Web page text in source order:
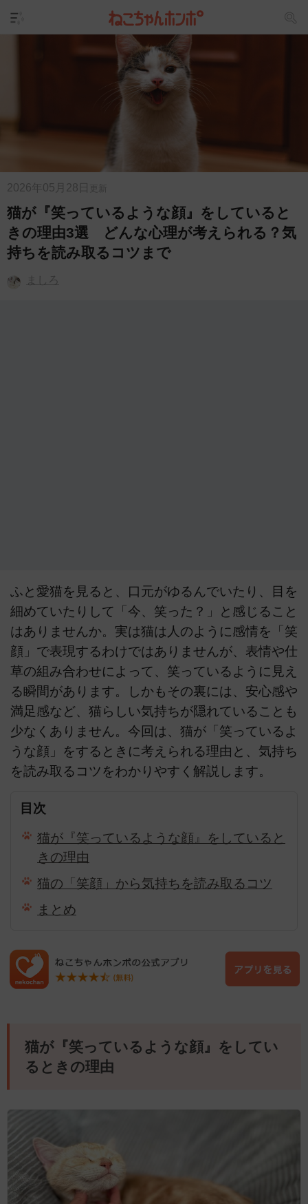
2026年05月28日 更新
猫が『笑っているような顔』をしていると
きの理由3選 どんな心理が考えられる？気
持ちを読み取るコツまで
ましろ
ふと愛猫を見ると、口元がゆるんでいたり、目を
細めていたりして「今、笑った？」と感じること
はありませんか。実は猫は人のように感情を「笑
顔」で表現するわけではありませんが、表情や仕
草の組み合わせによって、笑っているように見え
る瞬間があります。しかもその裏には、安心感や
満足感など、猫らしい気持ちが隠れていることも
少なくありません。今回は、猫が「笑っているよ
うな顔」をするときに考えられる理由と、気持ち
を読み取るコツをわかりやすく解説します。
目次
猫が『笑っているような顔』をしていると
きの理由
猫の「笑顔」から気持ちを読み取るコツ
まとめ
猫が『笑っているような顔』をしてい
るときの理由